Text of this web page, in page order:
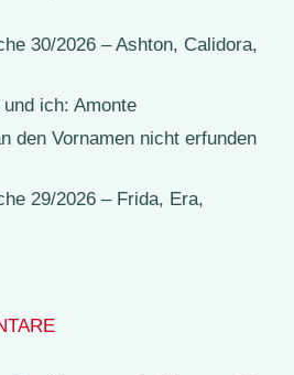
30/2026 – Ashton, Calidora,
ich: Amonte
den Vornamen nicht erfunden
29/2026 – Frida, Era,